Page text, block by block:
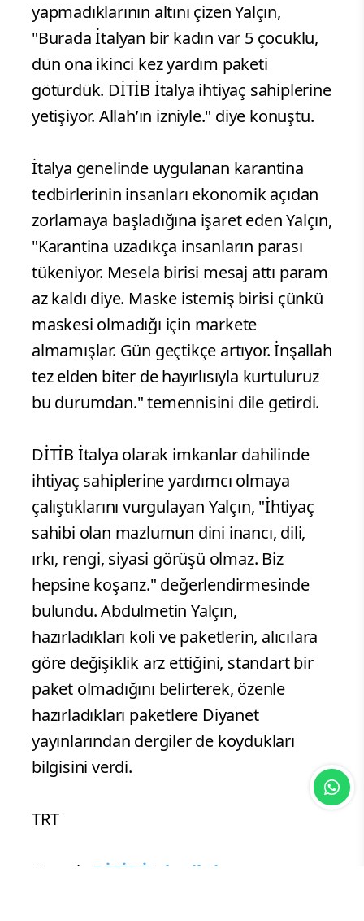
yapmadıklarının altını çizen Yalçın,
"Burada İtalyan bir kadın var 5 çocuklu,
dün ona ikinci kez yardım paketi
götürdük. DİTİB İtalya ihtiyaç sahiplerine
yetişiyor. Allah’ın izniyle." diye konuştu.
İtalya genelinde uygulanan karantina
tedbirlerinin insanları ekonomik açıdan
zorlamaya başladığına işaret eden Yalçın,
"Karantina uzadıkça insanların parası
tükeniyor. Mesela birisi mesaj attı param
az kaldı diye. Maske istemiş birisi çünkü
maskesi olmadığı için markete
almamışlar. Gün geçtikçe artıyor. İnşallah
tez elden biter de hayırlısıyla kurtuluruz
bu durumdan." temennisini dile getirdi.
DİTİB İtalya olarak imkanlar dahilinde
ihtiyaç sahiplerine yardımcı olmaya
çalıştıklarını vurgulayan Yalçın, "İhtiyaç
sahibi olan mazlumun dini inancı, dili,
ırkı, rengi, siyasi görüşü olmaz. Biz
hepsine koşarız." değerlendirmesinde
bulundu. Abdulmetin Yalçın,
hazırladıkları koli ve paketlerin, alıcılara
göre değişiklik arz ettiğini, standart bir
paket olmadığını belirterek, özenle
hazırladıkları paketlere Diyanet
yayınlarından dergiler de koydukları
bilgisini verdi.
TRT
Kaynak: DİTİB İtalya ihtiyaç